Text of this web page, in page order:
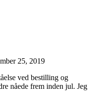
25, 2019
ved bestilling og
nåede frem inden jul. Jeg